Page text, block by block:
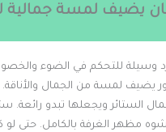
يضيف لمسة جمالية
للتحكم في الضوء والخصوصية.
لمسة من الجمال والأناقة.
الستائر ويجعلها تبدو رائعة.
الغرفة بالكامل. حتى لو كانت